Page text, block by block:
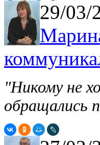
29/03/
"Никому не
обращались